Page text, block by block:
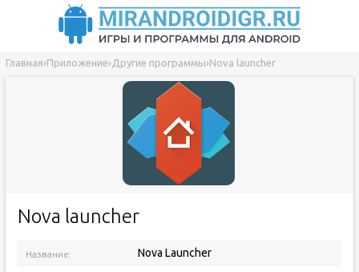
Главная›Приложение› Другие программы›Nova launcher
Nova launcher
Название: Nova Launcher